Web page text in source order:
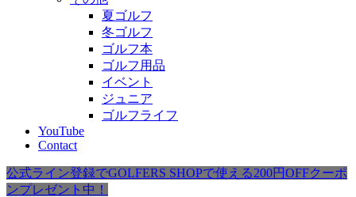
夏ゴルフ
冬ゴルフ
ゴルフ本
ゴルフ用品
イベント
ジュニア
ゴルフライフ
YouTube
Contact
公式ライン登録でGOLFERS SHOPで使える200円OFFクーポ
ンプレゼント中！